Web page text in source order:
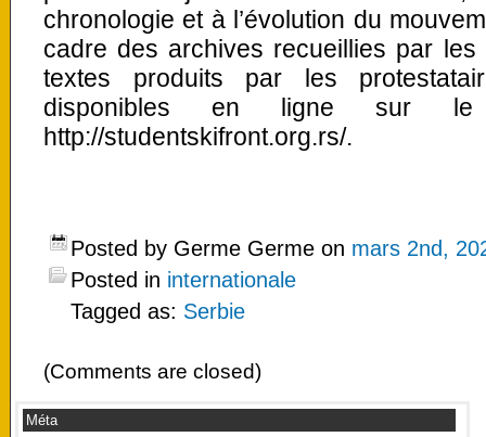
chronologie et à l’évolution du
cadre des archives recueillies par
textes produits par les
disponibles en ligne sur le
http://studentskifront.org.rs/.
Posted by Germe Germe on mars 2nd,
Posted in internationale
Tagged as: Serbie
(Comments are closed)
Méta